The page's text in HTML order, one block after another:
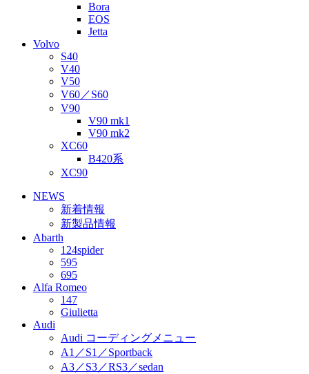
Bora
EOS
Jetta
Volvo
S40
V40
V50
V60／S60
V90
V90 mk1
V90 mk2
XC60
B420系
XC90
NEWS
新着情報
新製品情報
Abarth
124spider
595
695
Alfa Romeo
147
Giulietta
Audi
Audi コーディングメニュー
A1／S1／Sportback
A3／S3／RS3／sedan